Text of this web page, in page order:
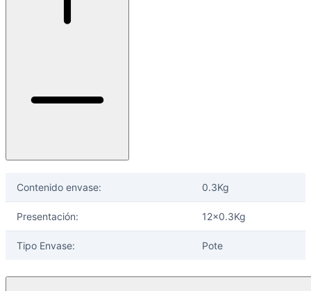
Sobre nosotros
Contacto
Reclamos
Regístrate como Mayorista
Contenido envase: 0.3Kg
Presentación: 12x0.3Kg
Tipo Envase: Pote